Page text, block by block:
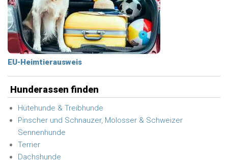
EU-Heimtierausweis
Hunderassen finden
Hütehunde & Treibhunde
Pinscher und Schnauzer, Molosser & Schweizer
Sennenhunde
Terrier
Dachshunde